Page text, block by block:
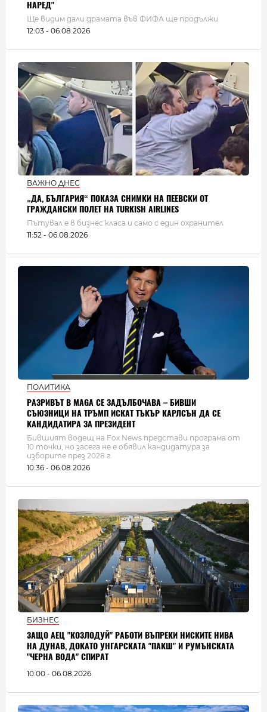
НАРЕД"
Ще видим дали драмата във ФИФА ще продължи
12:03 - 06.08.2026
ВАЖНО ДНЕС
„ДА, БЪЛГАРИЯ“ ПОКАЗА СНИМКИ НА ПЕЕВСКИ ОТ
ГРАЖДАНСКИ ПОЛЕТ НА TURKISH AIRLINES
Пътувал е в бизнес класа и само с един охранител
11:52 - 06.08.2026
ПОЛИТИКА
РАЗРИВЪТ В MAGA СЕ ЗАДЪЛБОЧАВА – БИВШИ
СЪЮЗНИЦИ НА ТРЪМП ИСКАТ ТЪКЪР КАРЛСЪН ДА СЕ
КАНДИДАТИРА ЗА ПРЕЗИДЕНТ
Бившият водещ на Fox News представи програма от
10 точки, но засега не е обявил кандидатура за
изборите през 2028 г.
10:36 - 06.08.2026
БИЗНЕС
ЗАЩО АЕЦ "КОЗЛОДУЙ" РАБОТИ ВЪПРЕКИ НИСКИТЕ НИВА
НА ДУНАВ, ДОКАТО УНГАРСКАТА "ПАКШ" И РУМЪНСКАТА
"ЧЕРНА ВОДА" СПИРАТ
10:00 - 06.08.2026